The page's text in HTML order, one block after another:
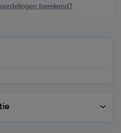
berekend?